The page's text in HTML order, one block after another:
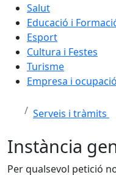
Salut
Educació i
Esport
Cultura i Festes
Turisme
Empresa i ocupació
Serveis i tràmits
Instància
Per qualsevol petició